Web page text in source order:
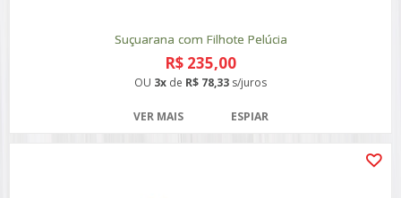
Suçuarana com Filhote Pelúcia
R$ 235,00
OU 3x de R$ 78,33 s/juros
VER MAIS ESPIAR